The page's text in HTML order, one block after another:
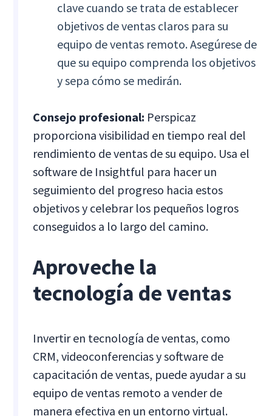
clave cuando se trata de establecer
objetivos de ventas claros para su
equipo de ventas remoto. Asegúrese de
que su equipo comprenda los objetivos
y sepa cómo se medirán.
Consejo profesional: Perspicaz
proporciona visibilidad en tiempo real del
rendimiento de ventas de su equipo. Usa el
software de Insightful para hacer un
seguimiento del progreso hacia estos
objetivos y celebrar los pequeños logros
conseguidos a lo largo del camino.
Aproveche la
tecnología de ventas
Invertir en tecnología de ventas, como
CRM, videoconferencias y software de
capacitación de ventas, puede ayudar a su
equipo de ventas remoto a vender de
manera efectiva en un entorno virtual.